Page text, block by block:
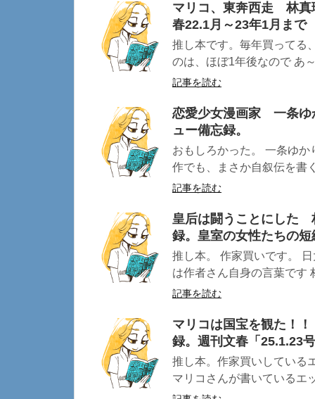
マリコ、東奔西走 林真
春22.1月～23年1月まで
推し本です。毎年買ってる
のは、ほぼ1年後なので あ
記事を読む
恋愛少女漫画家 一条ゆ
ュー備忘録。
おもしろかった。 一条ゆ
作でも、まさか自叙伝を書
記事を読む
皇后は闘うことにした
録。皇室の女性たちの短
推し本。 作家買いです。
は作者さん自身の言葉です
記事を読む
マリコは国宝を観た！
録。週刊文春「25.1.23
推し本。作家買いしている
マリコさんが書いているエ